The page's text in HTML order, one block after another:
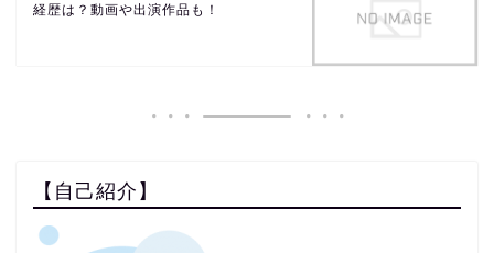
経歴は？動画や出演作品も！
【自己紹介】